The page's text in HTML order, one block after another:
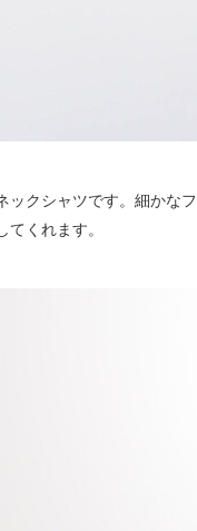
ックシャツです。細かなフ
くれます。